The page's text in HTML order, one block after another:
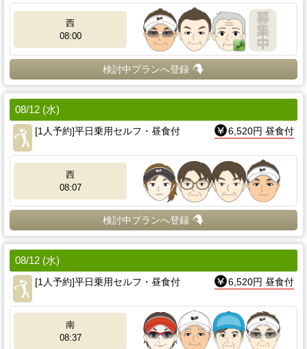
西
08:00
検討中プランへ登録
08/12 (水)
[1人予約]平日乗用セルフ・昼食付
6,520円 昼食付
西
08:07
検討中プランへ登録
08/12 (水)
[1人予約]平日乗用セルフ・昼食付
6,520円 昼食付
南
08:37